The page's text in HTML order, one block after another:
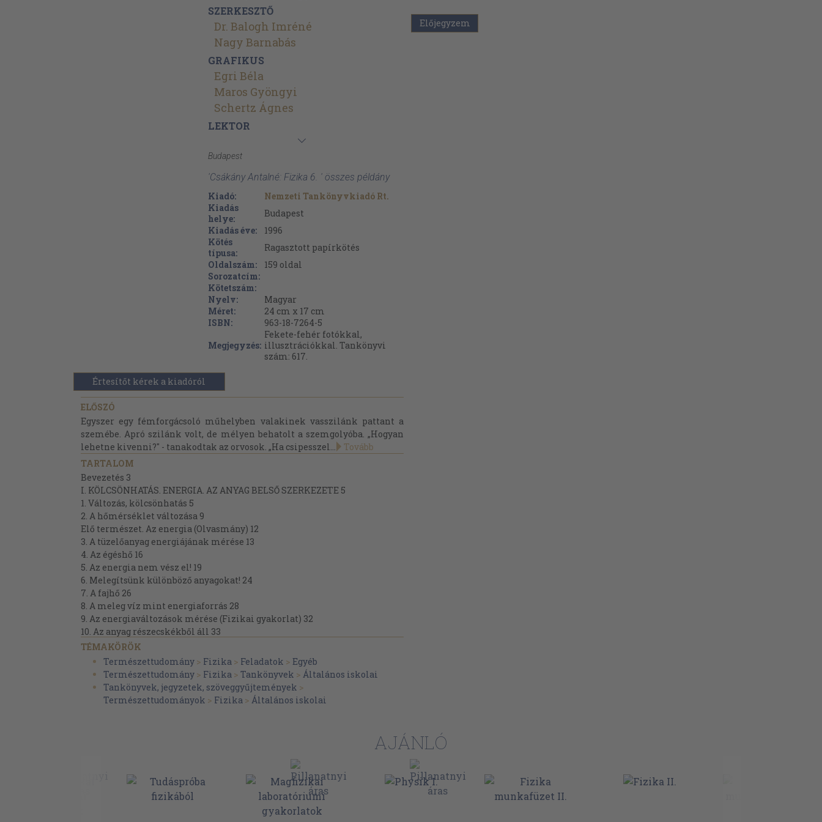
SZERKESZTŐ
Dr. Balogh Imréné
Nagy Barnabás
GRAFIKUS
Egri Béla
Maros Gyöngyi
Schertz Ágnes
LEKTOR
Budapest
'Csákány Antalné: Fizika 6. ' összes példány
Kiadó:
Nemzeti Tankönyvkiadó Rt.
Kiadás
helye:
Budapest
Kiadás éve:
1996
Kötés
típusa:
Ragasztott papírkötés
Oldalszám:
159 oldal
Sorozatcím:
Kötetszám:
Nyelv:
Magyar
Méret:
24 cm x 17 cm
ISBN:
963-18-7264-5
Megjegyzés:
Fekete-fehér fotókkal,
illusztrációkkal. Tankönyvi
szám: 617.
Értesítőt kérek a kiadóról
ELŐSZÓ
Egyszer egy fémforgácsoló műhelyben valakinek vasszilánk pattant a
szemébe. Apró szilánk volt, de mélyen behatolt a szemgolyóba. „Hogyan
lehetne kivenni?" - tanakodtak az orvosok. „Ha csipesszel...
Tovább
TARTALOM
Bevezetés 3
I. KÖLCSÖNHATÁS. ENERGIA. AZ ANYAG BELSŐ SZERKEZETE 5
1. Változás, kölcsönhatás 5
2. A hőmérséklet változása 9
Elő természet. Az energia (Olvasmány) 12
3. A tüzelőanyag energiájának mérése 13
4. Az égéshő 16
5. Az energia nem vész el! 19
6. Melegítsünk különböző anyagokat! 24
7. A fajhő 26
8. A meleg víz mint energiaforrás 28
9. Az energiaváltozások mérése (Fizikai gyakorlat) 32
10. Az anyag részecskékből áll 33
11. Mi tartja együtt a részecskéket? 35
12. A részecskék mozognak 38
Kőszobrokról és cukrászsüteményekről (Olvasmány) 42
13. A részecskék mozgásának kapcsolata a hőmérséklettel 42
14. Összefoglalás 45
II. HŐTÁGULÁS. HALMAZÁLLAPOT-VÁLTOZÁSOK. AZ ENERGIA TERJEDÉSE
4. Az olvadás 57
5. A fagy ás 62
6. A párolgás (Az eltűnt folyadék nyomában) 66
TÉMAKÖRÖK
Természettudomány > Fizika > Feladatok > Egyéb
Természettudomány > Fizika > Tankönyvek > Általános iskolai
Tankönyvek, jegyzetek, szöveggyűjtemények >
Természettudományok > Fizika > Általános iskolai
Előjegyzem
AJÁNLÓ